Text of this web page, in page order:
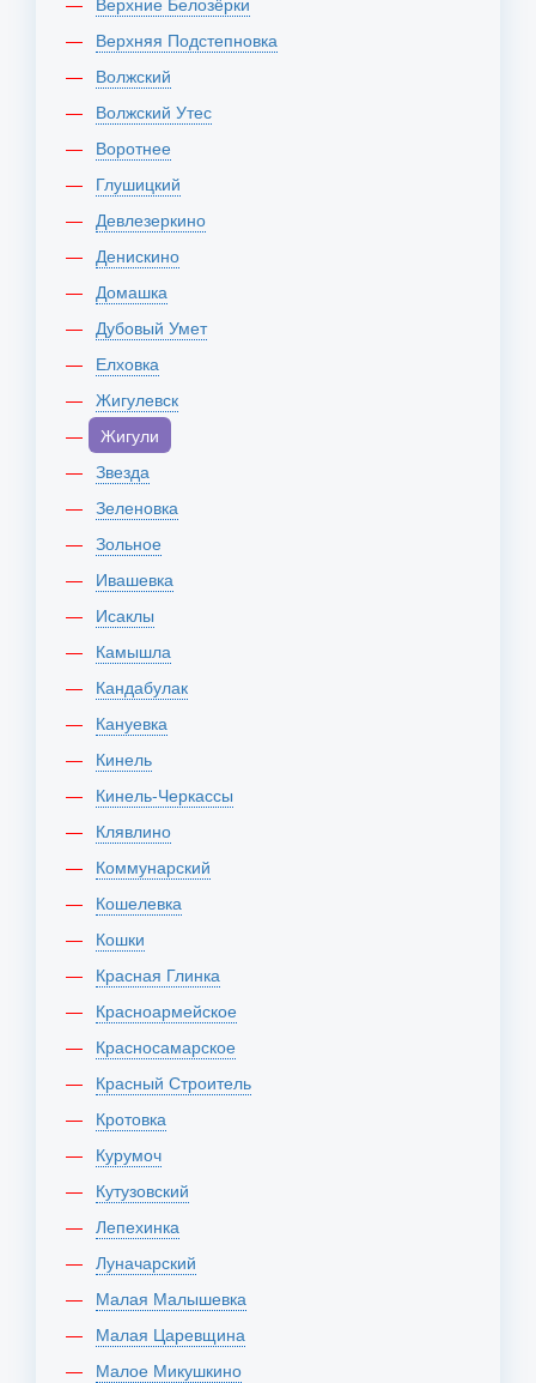
Верхняя Подстепновка
Волжский
Волжский Утес
Воротнее
Глушицкий
Девлезеркино
Денискино
Домашка
Дубовый Умет
Елховка
Жигулевск
Жигули
Звезда
Зеленовка
Зольное
Ивашевка
Исаклы
Камышла
Кандабулак
Кануевка
Кинель
Кинель-Черкассы
Клявлино
Коммунарский
Кошелевка
Кошки
Красная Глинка
Красноармейское
Красносамарское
Красный Строитель
Кротовка
Курумоч
Кутузовский
Лепехинка
Луначарский
Малая Малышевка
Малая Царевщина
Малое Микушкино